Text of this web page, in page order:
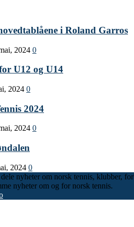
i Roland Garros
2024 0
U12 og U14
2024 0
2024
2024 0
2024 0
nyheter om norsk tennis, klubber,
nyheter om og for norsk tennis.